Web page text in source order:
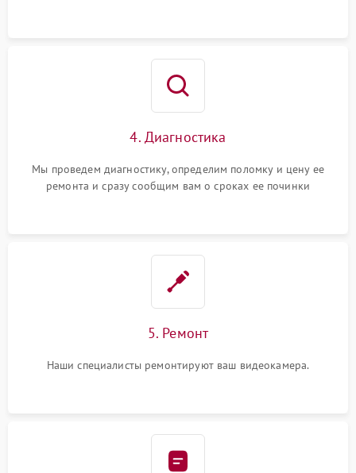
4. Диагностика
Мы проведем диагностику, определим поломку и цену ее
ремонта и сразу сообщим вам о сроках ее починки
5. Ремонт
Наши специалисты ремонтируют ваш видеокамера.